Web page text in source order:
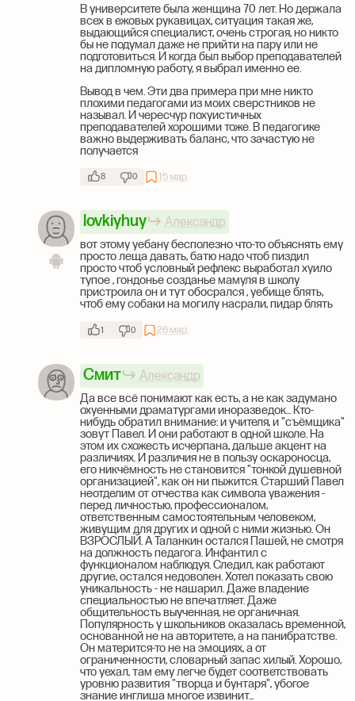
В университете была женщина 70 лет. Но держала
всех в ежовых рукавицах, ситуация такая же,
выдающийся специалист, очень строгая, но никто
бы не подумал даже не прийти на пару или не
подготовиться. И когда был выбор преподавателей
на дипломную работу, я выбрал именно ее.
Вывод в чем. Эти два примера при мне никто
плохими педагогами из моих сверстников не
называл. И чересчур похуистичных
преподавателей хорошими тоже. В педагогике
важно выдерживать баланс, что зачастую не
получается
8 0 15 мар.
lovkiyhuy
Александр
вот этому уебану бесполезно что-то объяснять ему
просто леща давать, батю надо чтоб пиздил
просто чтоб условный рефлекс выработал хуило
тупое , гондонье созданье мамуля в школу
пристроила он и тут обосрался , уебище блять,
чтоб ему собаки на могилу насрали, пидар блять
1 0 26 мар.
Смит
Александр
Да все всё понимают как есть, а не как задумано
охуенными драматургами иноразведок... Кто-
нибудь обратил внимание: и учителя, и "съёмщика"
зовут Павел. И они работают в одной школе. На
этом их схожесть исчерпана, дальше акцент на
различиях. И различия не в пользу оскароносца,
его никчёмность не становится "тонкой душевной
организацией", как он ни пыжится. Старший Павел
неотделим от отчества как символа уважения -
перед личностью, профессионалом,
ответственным самостоятельным человеком,
живущим для других и одной с ними жизнью. Он
ВЗРОСЛЫЙ. А Таланкин остался Пашей, не смотря
на должность педагога. Инфантил с
функционалом наблюдуя. Следил, как работают
другие, остался недоволен. Хотел показать свою
уникальность - не нашарил. Даже владение
специальностью не впечатляет. Даже
общительность выученная, не органичная.
Популярность у школьников оказалась временной,
основанной не на авторитете, а на панибратстве.
Он матерится-то не на эмоциях, а от
ограниченности, словарный запас хилый. Хорошо,
что уехал, там ему легче будет соответствовать
уровню развития "творца и бунтаря", убогое
знание инглиша многое извинит...